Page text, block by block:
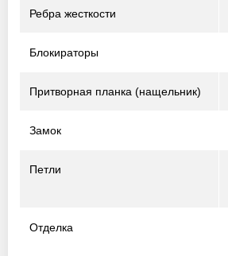
Ребра жесткости
Блокираторы
Притворная планка (нащельник)
Замок
Петли
Отделка